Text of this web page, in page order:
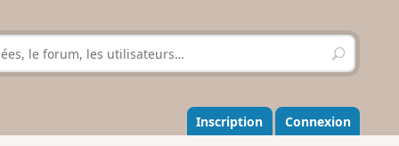
R
e
h
e
r
Inscription Connexion